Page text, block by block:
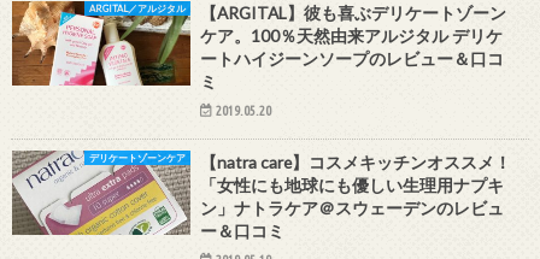
ARGITAL／アルジタル
【ARGITAL】彼も喜ぶデリケートゾーン
ケア。100％天然由来アルジタル デリケ
ートハイジーンソープのレビュー＆口コ
ミ
2019.05.20
デリケートゾーンケア
【natra care】コスメキッチンオススメ！
「女性にも地球にも優しい生理用ナプキ
ン」ナトラケア＠スウェーデンのレビュ
ー＆口コミ